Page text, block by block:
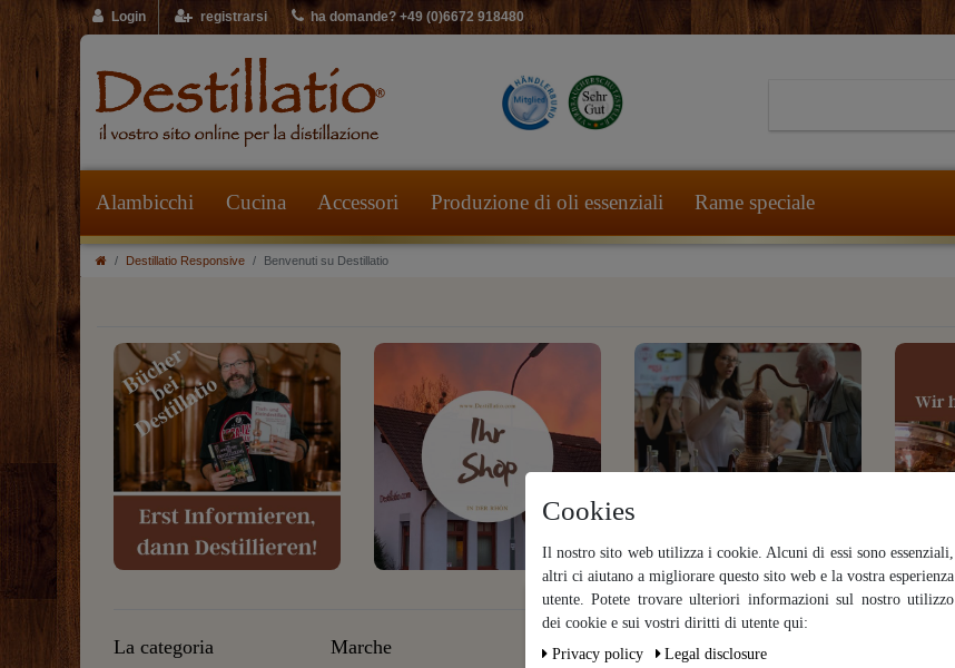
Login registrarsi ha domande? +49 (0)6672 918480
Alambicchi Cucina Accessori Produzione di oli essenziali Rame speciale
Destillatio Responsive Benvenuti su Destillatio
La categoria Marche Servizio cliente Informazioni
Ceres::Template.cookieBarHintText
Cookies
Il nostro sito web utilizza i cookie. Alcuni di essi sono essenziali,
altri ci aiutano a migliorare questo sito web e la vostra esperienza
utente. Potete trovare ulteriori informazioni sul nostro utilizzo
dei cookie e sui vostri diritti di utente qui:
Privacy policy
Legal disclosure